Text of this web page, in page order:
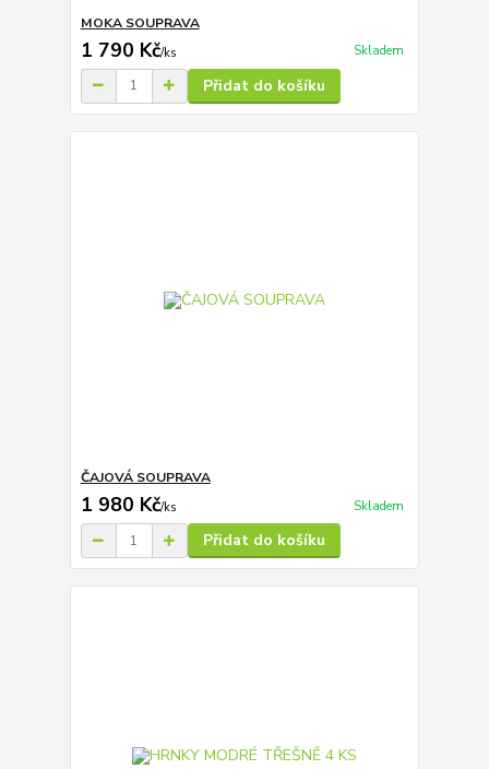
MOKA SOUPRAVA
1 790 Kč/ks Skladem
Přidat do košíku
ČAJOVÁ SOUPRAVA
1 980 Kč/ks Skladem
Přidat do košíku